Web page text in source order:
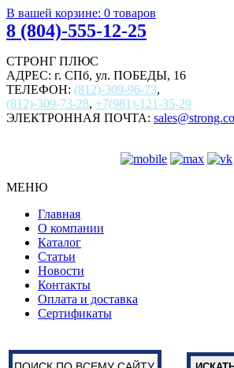
В вашей корзине: 0 товаров
8 (804)-555-12-25
СТРОНГ ПЛЮС
АДРЕС: г. СПб, ул. ПОБЕДЫ, 16
ТЕЛЕФОН: (812)-309-96-73,
(812)-309-73-28, +7(981)-121-35-29
ЭЛЕКТРОННАЯ ПОЧТА:
МЕНЮ
Главная
О компании
Каталог
Статьи
Новости
Контакты
Оплата и доставка
Сертификаты